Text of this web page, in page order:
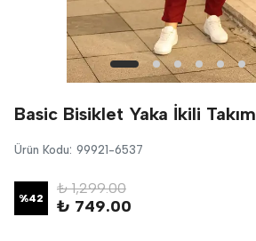
Basic Bisiklet Yaka İkili Takım
Ürün Kodu: 99921-6537
%42
₺ 1,299.00
₺ 749.00